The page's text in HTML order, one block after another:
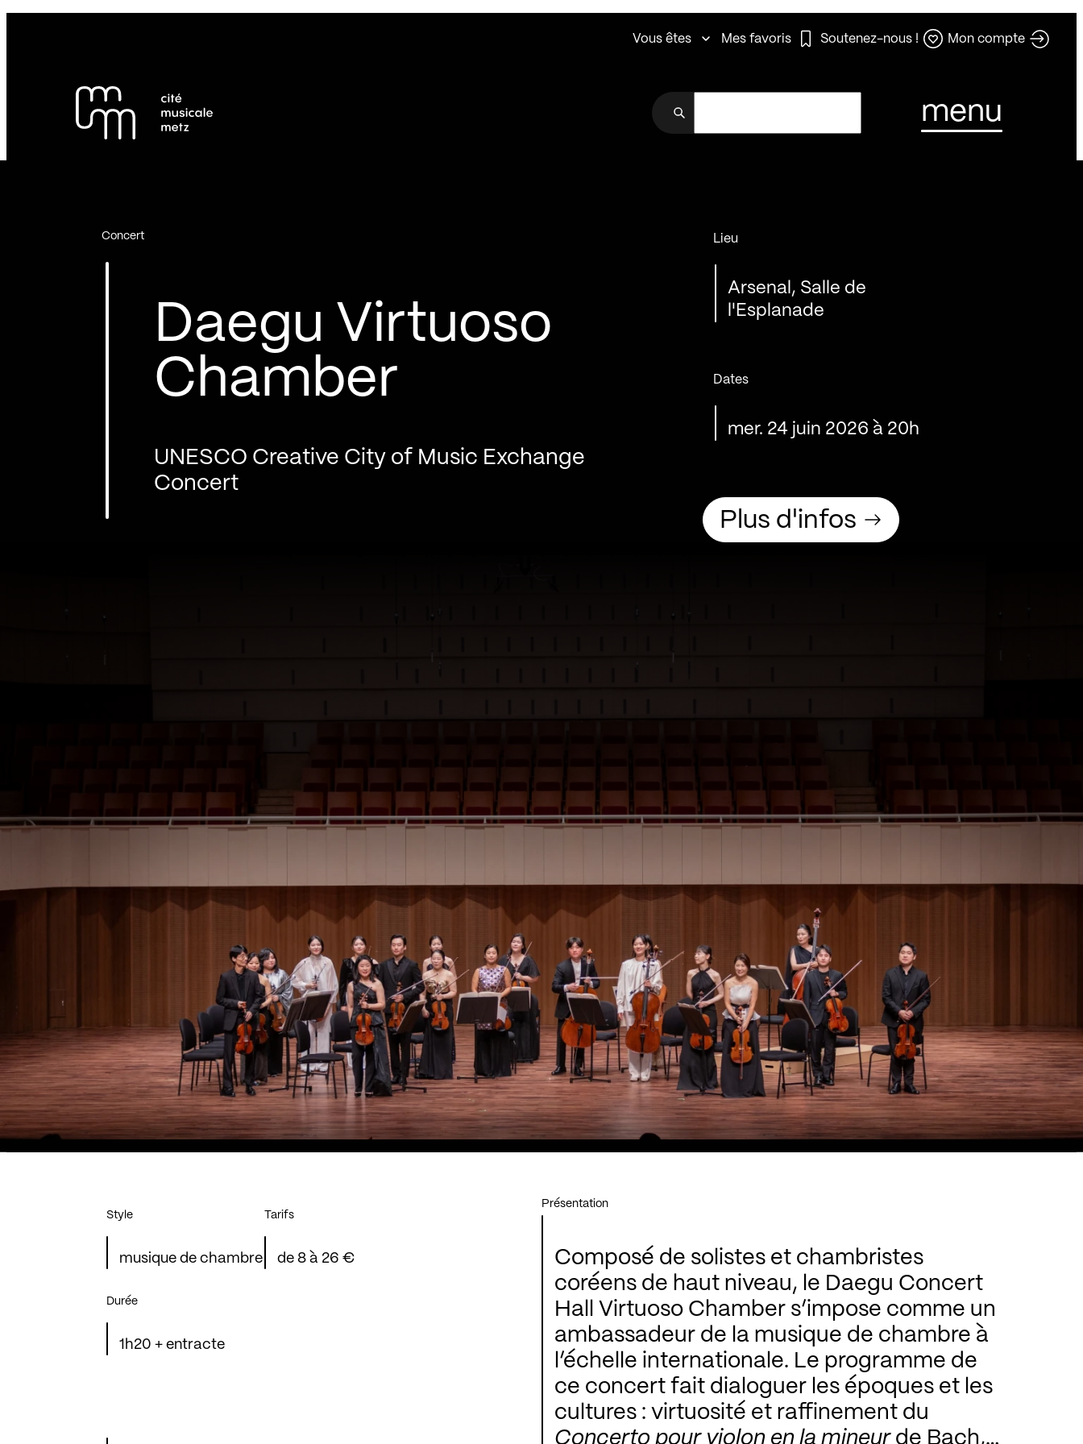
Pied de page
Vous êtes Mes favoris Soutenez-nous ! Mon compte
menu
Daegu Virtuoso
Chamber
UNESCO Creative City of Music Exchange
Concert
Concert Lieu
Arsenal, Salle de
l'Esplanade
Dates
mer. 24 juin 2026 à 20h
Plus d'infos
Style
musique de chambre
Tarifs
de 8 à 26 €
Durée
1h20 + entracte
Présentation
Composé de solistes et chambristes
coréens de haut niveau, le Daegu Concert
Hall Virtuoso Chamber s’impose comme un
ambassadeur de la musique de chambre à
l’échelle internationale. Le programme de
ce concert fait dialoguer les époques et les
cultures : virtuosité et raffinement du
Concerto pour violon en la mineurde Bach,